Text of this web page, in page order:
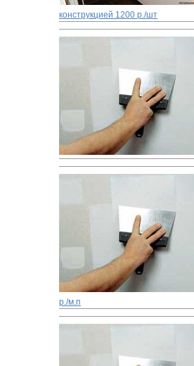
конструкцией 1200 р./шт
р./м.п